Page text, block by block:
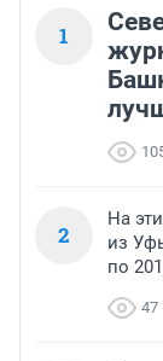
1
2
На
из
по
47